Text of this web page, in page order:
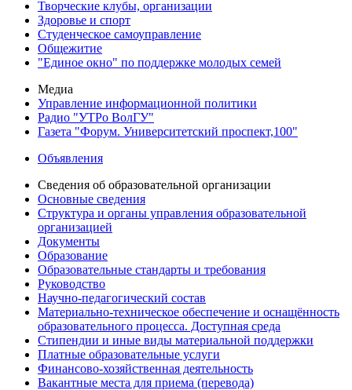
Творческие клубы, организации
Здоровье и спорт
Студенческое самоуправление
Общежитие
"Единое окно" по поддержке молодых семей
Медиа
Управление информационной политики
Радио "УТРо ВолГУ"
Газета "Форум. Университетский проспект,100"
Объявления
Сведения об образовательной организации
Основные сведения
Структура и органы управления образовательной
организацией
Документы
Образование
Образовательные стандарты и требования
Руководство
Научно-педагогический состав
Материально-техническое обеспечение и оснащённость
образовательного процесса. Доступная среда
Стипендии и иные виды материальной поддержки
Платные образовательные услуги
Финансово-хозяйственная деятельность
Вакантные места для приема (перевода)